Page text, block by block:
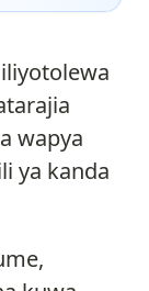
wapya
ya kanda